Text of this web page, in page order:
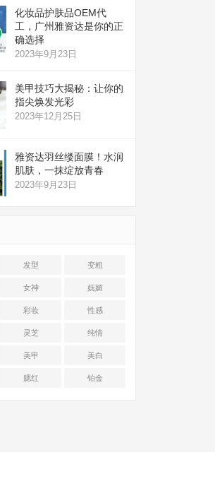
化妆品护肤品OEM代
工，广州雅资达是你的正
确选择
2023年9月23日
美甲技巧大揭秘：让你的
指尖焕发光彩
2023年12月25日
雅资达羽丝缕面膜！水润
肌肤，一抹绽放青春
2023年9月23日
发型 变粗
女神 妩媚
彩妆 性感
灵芝 纯情
美甲 美白
腮红 铂金